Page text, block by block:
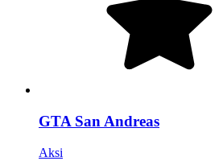
GTA San Andreas
Aksi